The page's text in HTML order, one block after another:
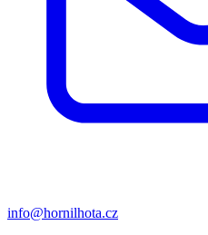
info@hornilhota.cz